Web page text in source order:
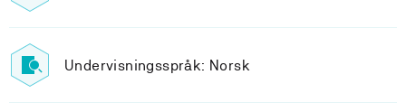
Undervisningsspråk: Norsk